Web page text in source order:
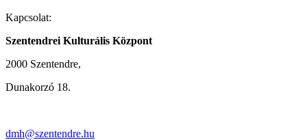
Kapcsolat:
Szentendrei Kulturális Központ
2000 Szentendre,
Dunakorzó 18.
dmh@szentendre.hu